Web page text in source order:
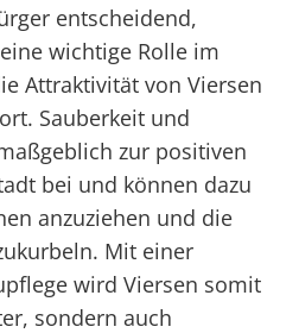
entscheidend,
wichtige Rolle im
Attraktivität von Viersen
Sauberkeit und
zur positiven
bei und können dazu
anzuziehen und die
Mit einer
wird Viersen somit
sondern auch